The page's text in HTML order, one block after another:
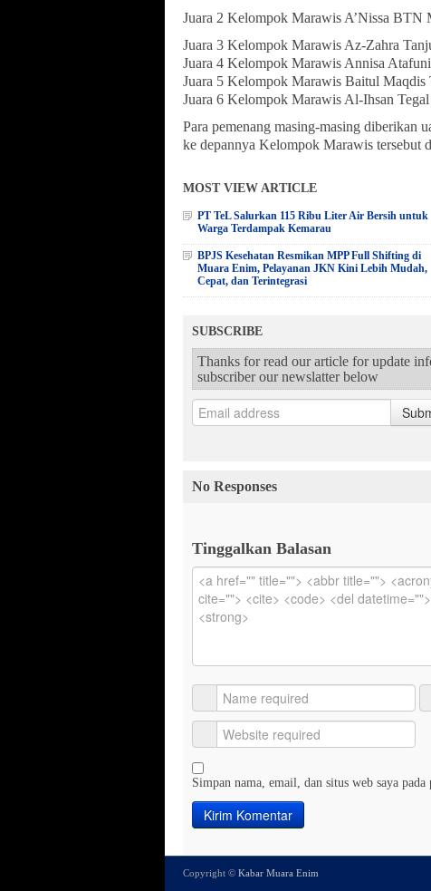
Juara 2 Kelompok Marawis A’Nissa BTN
Juara 3 Kelompok Marawis Az-Zahra
Juara 4 Kelompok Marawis Annisa
Juara 5 Kelompok Marawis Baitul Maqdis
Juara 6 Kelompok Marawis Al-Ihsan
Para pemenang masing-masing diberikan
ke depannya Kelompok Marawis tersebut
MOST VIEW ARTICLE
PT TeL Salurkan 115 Ribu Liter Air Bersih untuk
Warga Terdampak Kemarau
BPJS Kesehatan Resmikan MPP Full Shifting di
Muara Enim, Pelayanan JKN Kini Lebih Mudah,
Cepat, dan Terintegrasi
SUBSCRIBE
Thanks for read our article for update
subscriber our newslatter below
No Responses
Tinggalkan Balasan
Simpan nama, email, dan situs web saya
Copyright © Kabar Muara Enim